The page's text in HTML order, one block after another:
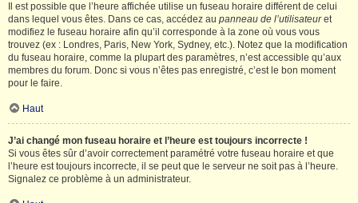
Il est possible que l’heure affichée utilise un fuseau horaire différent de celui
dans lequel vous êtes. Dans ce cas, accédez au panneau de l’utilisateuret
modifiez le fuseau horaire afin qu’il corresponde à la zone où vous vous
trouvez (ex : Londres, Paris, New York, Sydney, etc.). Notez que la modification
du fuseau horaire, comme la plupart des paramètres, n’est accessible qu’aux
membres du forum. Donc si vous n’êtes pas enregistré, c’est le bon moment
pour le faire.
Haut
J’ai changé mon fuseau horaire et l’heure est toujours incorrecte !
Si vous êtes sûr d’avoir correctement paramétré votre fuseau horaire et que
l’heure est toujours incorrecte, il se peut que le serveur ne soit pas à l’heure.
Signalez ce problème à un administrateur.